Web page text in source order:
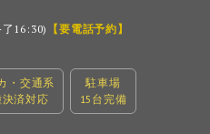
16:30)
【要電話予約】
・交通系
済対応
駐車場
15台完備